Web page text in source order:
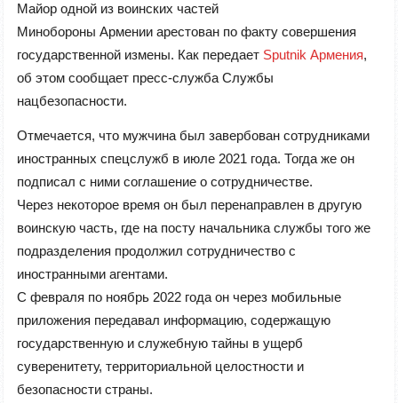
Майор одной из воинских частей
Минобороны Армении арестован по факту совершения
государственной измены. Как передает Sputnik Армения,
об этом сообщает пресс-служба Службы
нацбезопасности.
Отмечается, что мужчина был завербован сотрудниками
иностранных спецслужб в июле 2021 года. Тогда же он
подписал с ними соглашение о сотрудничестве.
Через некоторое время он был перенаправлен в другую
воинскую часть, где на посту начальника службы того же
подразделения продолжил сотрудничество с
иностранными агентами.
С февраля по ноябрь 2022 года он через мобильные
приложения передавал информацию, содержащую
государственную и служебную тайны в ущерб
суверенитету, территориальной целостности и
безопасности страны.